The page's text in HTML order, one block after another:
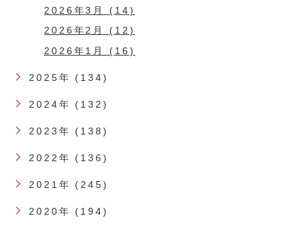
2026年3月 (14)
2026年2月 (12)
2026年1月 (16)
2025年 (134)
2024年 (132)
2023年 (138)
2022年 (136)
2021年 (245)
2020年 (194)